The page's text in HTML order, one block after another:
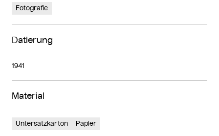
Fotografie
Datierung
1941
Material
Untersatzkarton Papier